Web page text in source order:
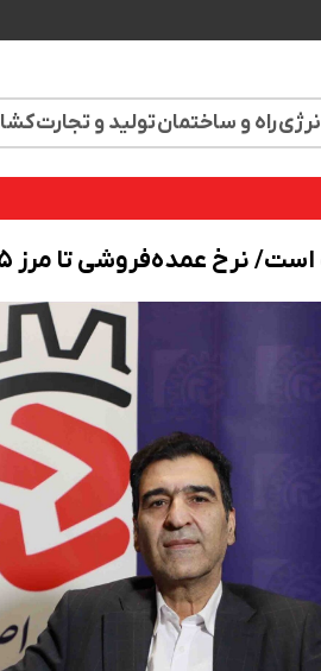
راه و ساختمانتولید و تجارت
عمده‌فروشی تا مرز ۶۵ هزار تومان